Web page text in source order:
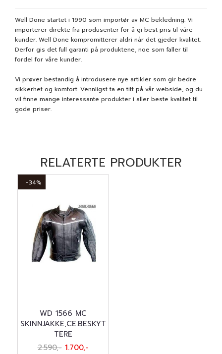
Well Done startet i 1990 som importør av MC bekledning. Vi
importerer direkte fra produsenter for å gi best pris til våre
kunder. Well Done kompromitterer aldri når det gjeder kvalitet.
Derfor gis det full garanti på produktene, noe som faller til
fordel for våre kunder.
Vi prøver bestandig å introdusere nye artikler som gir bedre
sikkerhet og komfort. Vennligst ta en titt på vår webside, og du
vil finne mange interessante produkter i aller beste kvalitet til
gode priser.
RELATERTE PRODUKTER
-34%
WD 1566 MC
SKINNJAKKE,CE.BESKYT
TERE
2.590,- 1.700,-